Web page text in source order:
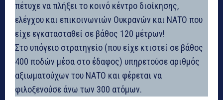
πέτυχε να πλήξει το κοινό κέντρο διοίκησης,
ελέγχου και επικοινωνιών Ουκρανών και ΝΑΤΟ που
είχε εγκατασταθεί σε βάθος 120 μέτρων!
Στο υπόγειο στρατηγείο (που είχε κτιστεί σε βάθος
400 ποδών μέσα στo έδαφος) υπηρετούσε αριθμός
αξιωματούχων του ΝΑΤΟ και φέρεται να
φιλοξενούσε άνω των 300 ατόμων.